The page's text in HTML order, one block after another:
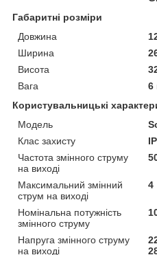
Габаритні розміри
Довжина
Ширина
Висота
Вага
6
Користувальницькі
Модель
Клас захисту
Частота змінного струму
на виході
Максимальний змінний
струм на виході
4
Номінальна потужність
змінного струму
Напруга змінного струму
на виході